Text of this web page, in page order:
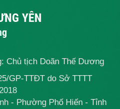
YÊN
Chủ tịch Doãn Thế Dương
GP-TTĐT do Sở TTTT
- Phường Phố Hiến - Tỉnh